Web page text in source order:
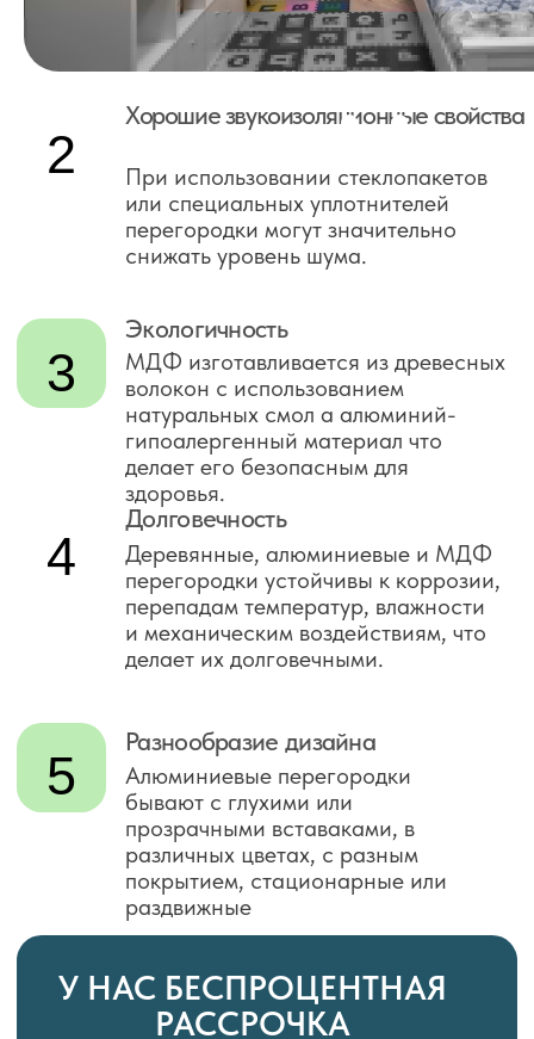
Расчитайте стоимость
ВЫБЕРИТЕ МАТЕРИАЛ
ВАШЕЙ ПЕРЕГОРОДКИ
Рассчитать стоимость
МДФ
Итальянский алюминиевый